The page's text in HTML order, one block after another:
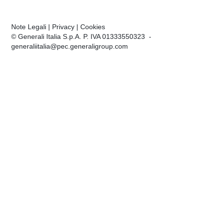
Note Legali | Privacy | Cookies
© Generali Italia S.p.A. P. IVA 01333550323 -
generaliitalia@pec.generaligroup.com